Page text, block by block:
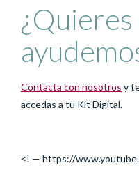
Contacta con nosotros y
accedas a tu Kit Digital.
<! — https://